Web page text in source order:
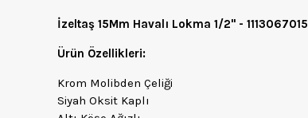
İzeltaş 15Mm Havalı Lokma 1/2" - 1113067015
Ürün Özellikleri:
Krom Molibden Çeliği
Siyah Oksit Kaplı